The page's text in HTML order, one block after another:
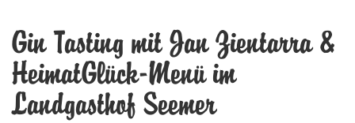
Gin Tasting mit Jan Zientarra &
HeimatGlück-Menü im
Landgasthof Seemer